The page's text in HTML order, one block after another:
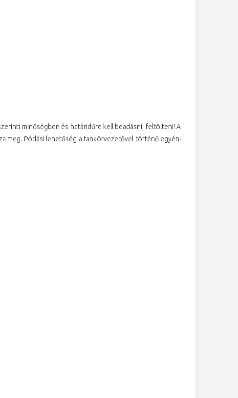
minőségben és határidőre kell beadásni, feltölteni! A
meg. Pótlási lehetőség a tankörvezetővel történő egyéni